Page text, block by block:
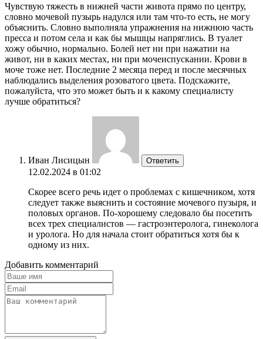
Чувствую тяжесть в нижней части живота прямо по центру,
словно мочевой пузырь надулся или там что-то есть, не могу
объяснить. Словно выполняла упражнения на нижнюю часть
пресса и потом села и как бы мышцы напряглись. В туалет
хожу обычно, нормально. Болей нет ни при нажатии на
живот, ни в каких местах, ни при мочеиспускании. Крови в
моче тоже нет. Последние 2 месяца перед и после месячных
наблюдались выделения розоватого цвета. Подскажите,
пожалуйста, что это может быть и к какому специалисту
лучше обратиться?
Иван Лисицын Ответить
12.02.2024 в 01:02
Скорее всего речь идет о проблемах с кишечником, хотя
следует также выяснить и состояние мочевого пузыря, и
половых органов. По-хорошему следовало бы посетить
всех трех специалистов — гастроэнтеролога, гинеколога
и уролога. Но для начала стоит обратиться хотя бы к
одному из них.
Добавить комментарий